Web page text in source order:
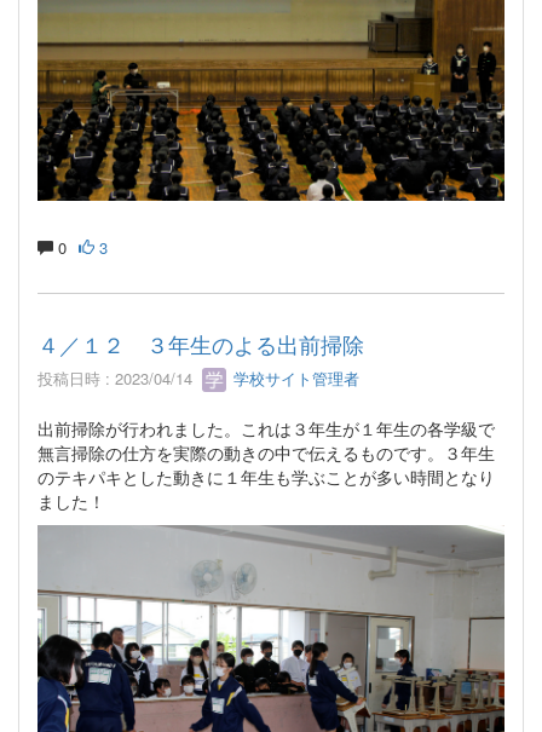
0 3
４／１２ ３年生のよる出前掃除
投稿日時 : 2023/04/14 学校サイト管理者
出前掃除が行われました。これは３年生が１年生の各学級で
無言掃除の仕方を実際の動きの中で伝えるものです。３年生
のテキパキとした動きに１年生も学ぶことが多い時間となり
ました！